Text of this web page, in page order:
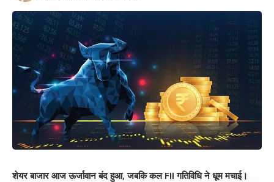
शेयर बाजार आज ऊर्जावान बंद हुआ, जबकि कल FII गतिविधि ने धूम मचाई।